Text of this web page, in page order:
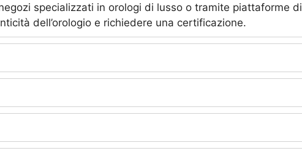
specializzati in orologi di lusso o tramite piattaforme di
dell’orologio e richiedere una certificazione.